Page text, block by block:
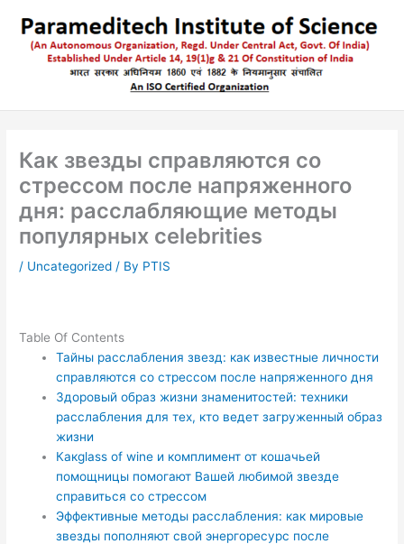
content
Как звезды справляются со
стрессом после напряженного
дня: расслабляющие методы
популярных celebrities
/ Uncategorized / By PTIS
Table Of Contents
Тайны расслабления звезд: как известные личности
справляются со стрессом после напряженного дня
Здоровый образ жизни знаменитостей: техники
расслабления для тех, кто ведет загруженный образ
жизни
Какglass of wine и комплимент от кошачьей
помощницы помогают Вашей любимой звезде
справиться со стрессом
Эффективные методы расслабления: как мировые
звезды пополняют свой энергоресурс после